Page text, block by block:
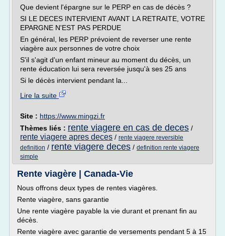
Que devient l'épargne sur le PERP en cas de décès ?
SI LE DECES INTERVIENT AVANT LA RETRAITE, VOTRE
EPARGNE N'EST PAS PERDUE
En général, les PERP prévoient de reverser une rente
viagère aux personnes de votre choix
S'il s'agit d'un enfant mineur au moment du décès, un
rente éducation lui sera reversée jusqu'à ses 25 ans
Si le décès intervient pendant la...
Lire la suite
Site : https://www.mingzi.fr
Thèmes liés : rente viagere en cas de deces /
rente viagere apres deces / rente viagere reversible
definition / rente viagere deces / definition rente viagere
simple
Rente viagère | Canada-Vie
Nous offrons deux types de rentes viagères.
Rente viagère, sans garantie
Une rente viagère payable la vie durant et prenant fin au
décès.
Rente viagère avec garantie de versements pendant 5 à 15